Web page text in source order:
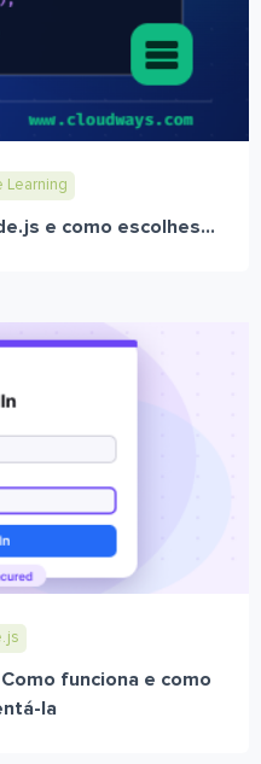
Learning
e como escolhes...
funciona e como
la